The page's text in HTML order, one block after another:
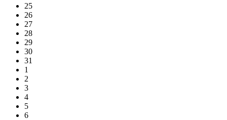
25
26
27
28
29
30
31
1
2
3
4
5
6